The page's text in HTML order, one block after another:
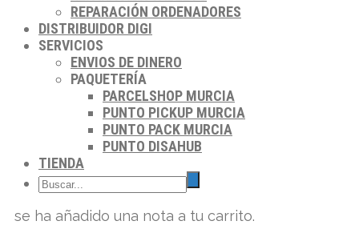
REPARACIÓN ORDENADORES
DISTRIBUIDOR DIGI
SERVICIOS
ENVIOS DE DINERO
PAQUETERÍA
PARCELSHOP MURCIA
PUNTO PICKUP MURCIA
PUNTO PACK MURCIA
PUNTO DISAHUB
TIENDA
se ha añadido una nota a tu carrito.